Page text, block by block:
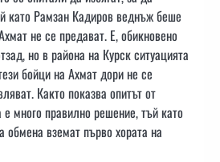
като Рамзан Кадиров веднъж беше
не се предават. Е, обикновено
но в района на Курск ситуацията
бойци на Ахмат дори не се
Както показва опитът от
много правилно решение, тъй като
обмена вземат първо хората на